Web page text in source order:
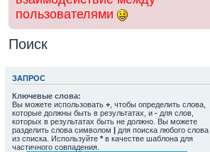
пользователями
Поиск
ЗАПРОС
Ключевые слова:
Вы можете использовать + , чтобы определить слова,
которые должны быть в результатах, и - для слов,
которых в результатах быть не должно. Вы можете
разделить слова символом | для поиска любого слова
из списка. Используйте * в качестве шаблона для
частичного совпадения.